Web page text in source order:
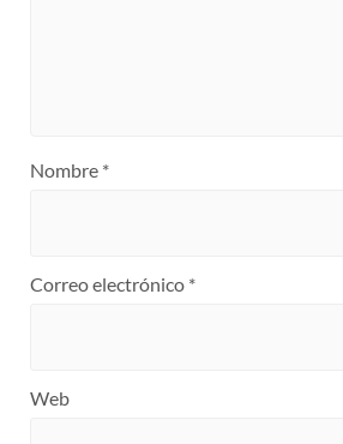
Nombre *
Correo electrónico *
Web